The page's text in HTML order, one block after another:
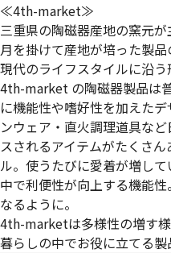
≪4th-market≫
三重県の陶磁器産地の窯元
月を掛けて産地が培った製
現代のライフスタイルに沿う
4th-market の陶磁器製品は
に機能性や嗜好性を加えた
ンウェア・直火調理道具な
スされるアイテムがたくさ
ル。使うたびに愛着が増し
中で利便性が向上する機能
なるように。
4th-marketは多様性の増す様
暮らしの中でお役に立てる製